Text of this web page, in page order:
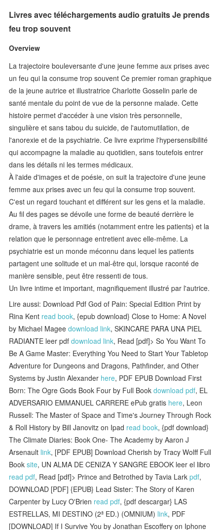
Livres avec téléchargements audio gratuits Je prends
feu trop souvent
Overview
La trajectoire bouleversante d'une jeune femme aux prises avec
un feu qui la consume trop souvent Ce premier roman graphique
de la jeune autrice et illustratrice Charlotte Gosselin parle de
santé mentale du point de vue de la personne malade. Cette
histoire permet d'accéder à une vision très personnelle,
singulière et sans tabou du suicide, de l'automutilation, de
l'anorexie et de la psychiatrie. Ce livre exprime l'hypersensibilité
qui accompagne la maladie au quotidien, sans toutefois entrer
dans les détails ni les termes médicaux.
À l'aide d'images et de poésie, on suit la trajectoire d'une jeune
femme aux prises avec un feu qui la consume trop souvent.
C'est un regard touchant et différent sur les gens et la maladie.
Au fil des pages se dévoile une forme de beauté derrière le
drame, à travers les amitiés (notamment entre les patients) et la
relation que le personnage entretient avec elle-même. La
psychiatrie est un monde méconnu dans lequel les patients
partagent une solitude et un mal-être qui, lorsque raconté de
manière sensible, peut être ressenti de tous.
Un livre intime et important, magnifiquement illustré par l'autrice.
Lire aussi: Download Pdf God of Pain: Special Edition Print by
Rina Kent read book, {epub download} Close to Home: A Novel
by Michael Mageedownload link, SKINCARE PARA UNA PIEL
RADIANTE leer pdfdownload link, Read [pdf]> So You Want To
Be A Game Master: Everything You Need to Start Your Tabletop
Adventure for Dungeons and Dragons, Pathfinder, and Other
Systems by Justin Alexander here, PDF EPUB Download First
Born: The Ogre Gods Book Four by Full Bookdownload pdf, EL
ADVERSARIO EMMANUEL CARRERE ePub gratis here, Leon
Russell: The Master of Space and Time's Journey Through Rock
& Roll History by Bill Janovitz on Ipad read book, {pdf download}
The Climate Diaries: Book One- The Academy by Aaron J
Arsenault link, [PDF EPUB] Download Cherish by Tracy Wolff Full
Booksite, UN ALMA DE CENIZA Y SANGRE EBOOK leer el libro
read pdf, Read [pdf]> Prince and Betrothed by Tavia Larkpdf,
DOWNLOAD [PDF] {EPUB} Lead Sister: The Story of Karen
Carpenter by Lucy O'Brien read pdf, {pdf descargar} LAS
ESTRELLAS, MI DESTINO (2ª ED.) (OMNIUM) link, PDF
[DOWNLOAD] If I Survive You by Jonathan Escoffery on Iphone